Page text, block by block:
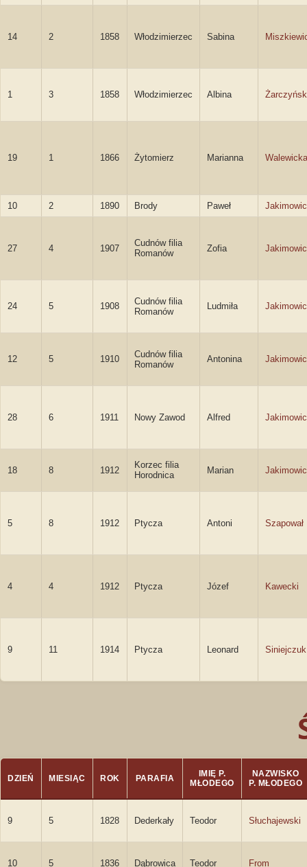
14 2 1858 Włodzimierzec Sabina
1 3 1858 Włodzimierzec Albina
19 1 1866 Żytomierz Marianna Walewicka
10 2 1890 Brody Paweł
27 4 1907
Cudnów filia
Romanów
Zofia
24 5 1908
Cudnów filia
Romanów
Ludmiła
12 5 1910
Cudnów filia
Romanów
Antonina
28 6 1911 Nowy Zawod Alfred
18 8 1912
Korzec filia
Horodnica
Marian
5 8 1912 Ptycza Antoni Szapował
4 4 1912 Ptycza Józef Kawecki
9 11 1914 Ptycza Leonard Siniejczuk
DZIEŃ MIESIĄC ROK PARAFIA
IMIĘ P.
MŁODEGO
NAZWISKO
P. MŁODEGO
9 5 1828 Dederkały Teodor Słuchajewski
10 5 1836 Dąbrowica Teodor From